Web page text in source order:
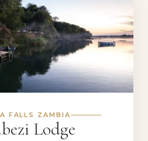
FALLS ZAMBIA
Lodge